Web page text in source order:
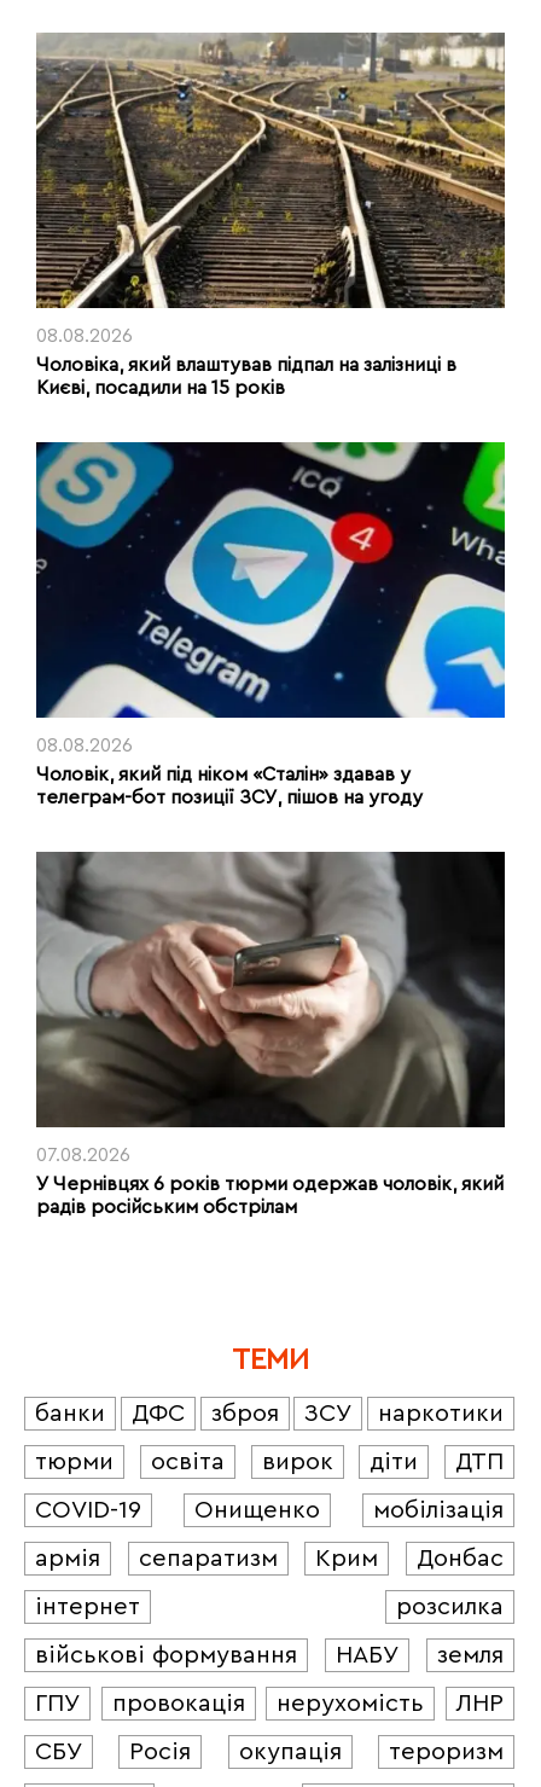
08.08.2026
Чоловіка, який влаштував підпал на залізниці в
Києві, посадили на 15 років
08.08.2026
Чоловік, який під ніком «Сталін» здавав у
телеграм-бот позиції ЗСУ, пішов на угоду
07.08.2026
У Чернівцях 6 років тюрми одержав чоловік, який
радів російським обстрілам
ТЕМИ
банки ДФС зброя ЗСУ
наркотики
тюрми
освіта вирок діти
ДТП
COVID-19
Онищенко
мобілізація
армія
сепаратизм Крим
Донбас
інтернет
розсилка
військові формування
НАБУ
земля
ГПУ
провокація нерухомість
ЛНР
СБУ
Росія окупація
тероризм